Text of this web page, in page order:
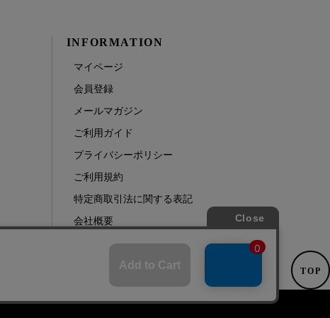
INFORMATION
マイページ
会員登録
メールマガジン
ご利用ガイド
プライバシーポリシー
ご利用規約
特定商取引法に関する表記
会社概要
ログアウト
TOP